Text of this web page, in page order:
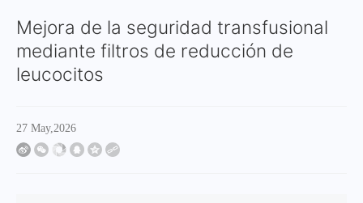
Mejora de la seguridad transfusional
mediante filtros de reducción de
leucocitos
27 May,2026